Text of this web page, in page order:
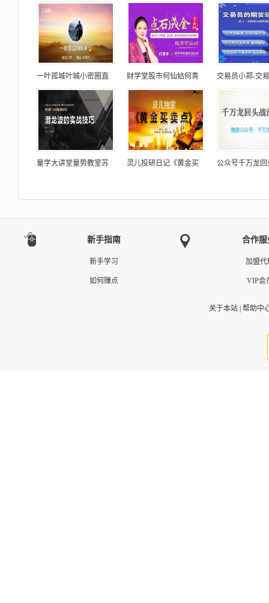
一叶孤城叶城小密圈直 财学堂股市何仙姑何青 交易员小郑-交
量学大讲堂量势教室苏 灵儿投研日记《黄金买 公众号千万龙回
新手指南
新手学习
如何赚点
合作服
加盟代
VIP会
关于本站| 帮助中